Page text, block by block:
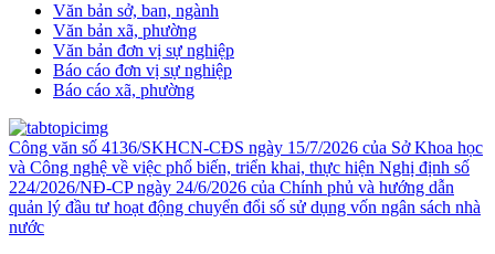
Văn bản sở, ban, ngành
Văn bản xã, phường
Văn bản đơn vị sự nghiệp
Báo cáo đơn vị sự nghiệp
Báo cáo xã, phường
Công văn số 4136/SKHCN-CĐS ngày 15/7/2026 của Sở Khoa học
và Công nghệ về việc phổ biến, triển khai, thực hiện Nghị định số
224/2026/NĐ-CP ngày 24/6/2026 của Chính phủ và hướng dẫn
quản lý đầu tư hoạt động chuyển đổi số sử dụng vốn ngân sách nhà
nước